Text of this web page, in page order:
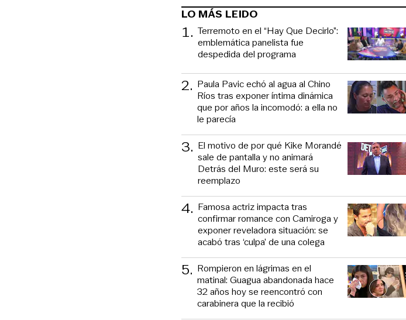
LO MÁS LEIDO
1. Terremoto en el “Hay Que Decirlo”:
emblemática panelista fue
despedida del programa
2. Paula Pavic echó al agua al Chino
Ríos tras exponer íntima dinámica
que por años la incomodó: a ella no
le parecía
3. El motivo de por qué Kike Morandé
sale de pantalla y no animará
Detrás del Muro: este será su
reemplazo
4. Famosa actriz impacta tras
confirmar romance con Camiroga y
exponer reveladora situación: se
acabó tras ‘culpa’ de una colega
5. Rompieron en lágrimas en el
matinal: Guagua abandonada hace
32 años hoy se reencontró con
carabinera que la recibió